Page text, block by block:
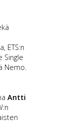
ETS:n
Single
Nemo.
Antti